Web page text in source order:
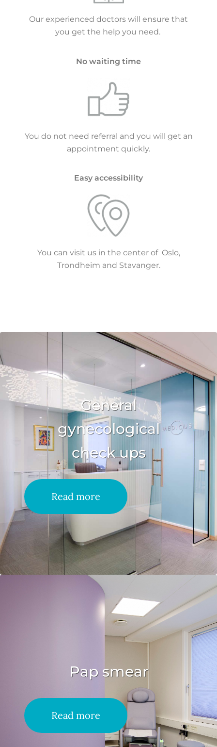
Our experienced doctors will ensure that
you get the help you need.
No waiting time
You do not need referral and you will get an
appointment quickly.
Easy accessibility
You can visit us in the center of Oslo,
Trondheim and Stavanger.
General
gynecological
check ups
Read more
Pap smear
Read more